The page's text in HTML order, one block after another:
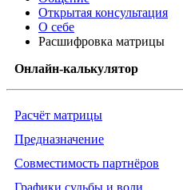
Открытая консультация
О себе
Расшифровка матрицы
Онлайн-калькулятор
Расчёт матрицы
Предназначение
Совместимость партнёров
Графики судьбы и воли